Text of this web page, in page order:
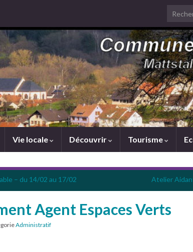
Search
Vie locale Découvrir Tourisme
– du 14/02 au 17/02 Atelier
Agent Espaces Verts
Administratif